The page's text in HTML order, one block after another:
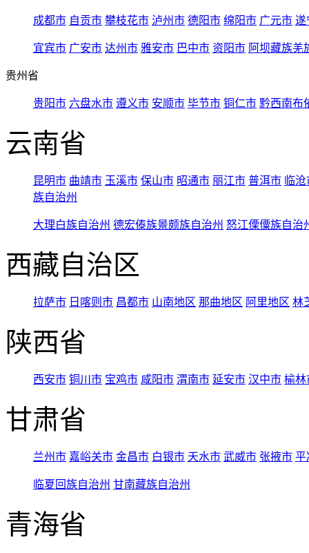
成都市 自贡市 攀枝花市 泸州市 德阳市 绵阳市 广元市 遂
宜宾市 广安市 达州市 雅安市 巴中市 资阳市 阿坝藏族羌
贵州省
贵阳市 六盘水市 遵义市 安顺市 毕节市 铜仁市 黔西南布
云南省
昆明市 曲靖市 玉溪市 保山市 昭通市 丽江市 普洱市 临
族自治州
大理白族自治州 德宏傣族景颇族自治州 怒江傈僳族自治
西藏自治区
拉萨市 日喀则市 昌都市 山南地区 那曲地区 阿里地区 林
陕西省
西安市 铜川市 宝鸡市 咸阳市 渭南市 延安市 汉中市 榆林
甘肃省
兰州市 嘉峪关市 金昌市 白银市 天水市 武威市 张掖市 平
临夏回族自治州 甘南藏族自治州
青海省